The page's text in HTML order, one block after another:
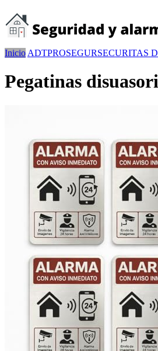
Inicio ADTPROSEGURSECURITAS
Pegatinas